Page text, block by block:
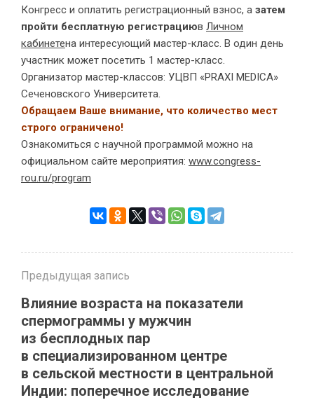
Конгресс и оплатить регистрационный взнос, а затем
пройти бесплатную регистрациюв Личном
кабинетена интересующий мастер-класс. В один день
участник может посетить 1 мастер-класс.
Организатор мастер-классов: УЦВП «PRAXI MEDICA»
Сеченовского Университета.
Обращаем Ваше внимание, что количество мест
строго ограничено!
Ознакомиться с научной программой можно на
официальном сайте мероприятия: www.congress-
rou.ru/program
Предыдущая запись
Влияние возраста на показатели
спермограммы у мужчин
из бесплодных пар
в специализированном центре
в сельской местности в центральной
Индии: поперечное исследование